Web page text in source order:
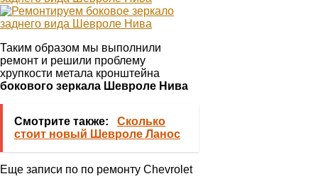
Таким образом мы выполнили
ремонт и решили проблему
хрупкости метала кронштейна
бокового зеркала Шевроле Нива
Смотрите также:
Сколько
стоит новый Шевроле Ланос
Еще записи по по ремонту Chevrolet